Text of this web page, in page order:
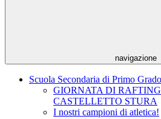
navigazione
Scuola Secondaria di Primo Grado
GIORNATA DI
CASTELLETTO STURA
I nostri campioni di atletica!